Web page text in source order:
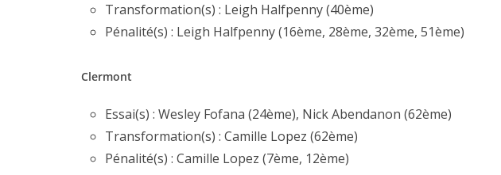
Transformation(s) : Leigh Halfpenny (40ème)
Pénalité(s) : Leigh Halfpenny (16ème, 28ème, 32ème, 51ème)
Clermont
Essai(s) : Wesley Fofana (24ème), Nick Abendanon (62ème)
Transformation(s) : Camille Lopez (62ème)
Pénalité(s) : Camille Lopez (7ème, 12ème)